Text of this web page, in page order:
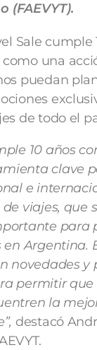
(FAEVYT).
Sale cumple
una
puedan
de todo el
10 años
clave
e
viajes, que
para
Argentina.
novedades y
permitir que
la
destacó